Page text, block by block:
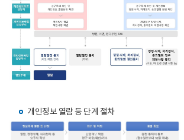
개인정보 열람 등 단계 절차